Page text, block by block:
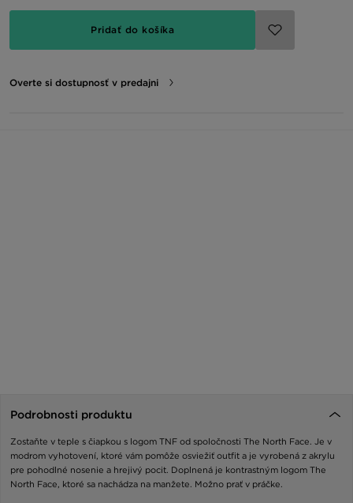
Pridať do košíka
Overte si dostupnosť v predajni
Podrobnosti produktu
Zostaňte v teple s čiapkou s logom TNF od spoločnosti The North Face. Je v
modrom vyhotovení, ktoré vám pomôže osviežiť outfit a je vyrobená z akrylu
pre pohodlné nosenie a hrejivý pocit. Doplnená je kontrastným logom The
North Face, ktoré sa nachádza na manžete. Možno prať v práčke.